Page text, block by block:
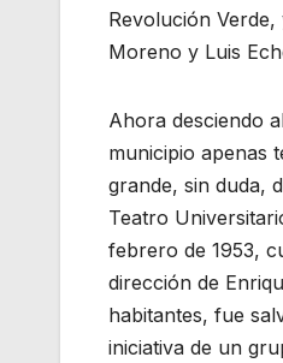
Revolución
Moreno y Luis
Ahora desciendo
municipio apenas
grande, sin duda,
Teatro
febrero de 1953,
dirección de
habitantes, fue
iniciativa de un